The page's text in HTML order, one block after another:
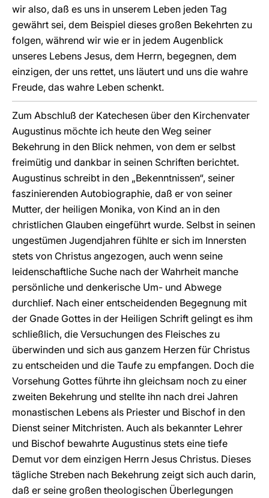
wir also, daß es uns in unserem Leben jeden Tag
gewährt sei, dem Beispiel dieses großen Bekehrten zu
folgen, während wir wie er in jedem Augenblick
unseres Lebens Jesus, dem Herrn, begegnen, dem
einzigen, der uns rettet, uns läutert und uns die wahre
Freude, das wahre Leben schenkt.
Zum Abschluß der Katechesen über den Kirchenvater
Augustinus möchte ich heute den Weg seiner
Bekehrung in den Blick nehmen, von dem er selbst
freimütig und dankbar in seinen Schriften berichtet.
Augustinus schreibt in den „Bekenntnissen“, seiner
faszinierenden Autobiographie, daß er von seiner
Mutter, der heiligen Monika, von Kind an in den
christlichen Glauben eingeführt wurde. Selbst in seinen
ungestümen Jugendjahren fühlte er sich im Innersten
stets von Christus angezogen, auch wenn seine
leidenschaftliche Suche nach der Wahrheit manche
persönliche und denkerische Um- und Abwege
durchlief. Nach einer entscheidenden Begegnung mit
der Gnade Gottes in der Heiligen Schrift gelingt es ihm
schließlich, die Versuchungen des Fleisches zu
überwinden und sich aus ganzem Herzen für Christus
zu entscheiden und die Taufe zu empfangen. Doch die
Vorsehung Gottes führte ihn gleichsam noch zu einer
zweiten Bekehrung und stellte ihn nach drei Jahren
monastischen Lebens als Priester und Bischof in den
Dienst seiner Mitchristen. Auch als bekannter Lehrer
und Bischof bewahrte Augustinus stets eine tiefe
Demut vor dem einzigen Herrn Jesus Christus. Dieses
tägliche Streben nach Bekehrung zeigt sich auch darin,
daß er seine großen theologischen Überlegungen